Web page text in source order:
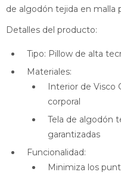
de algodón tejida en malla
Detalles del producto:
Tipo: Pillow de alta
Materiales:
Interior de Visco
corporal
Tela de algodón
garantizadas
Funcionalidad:
Minimiza los